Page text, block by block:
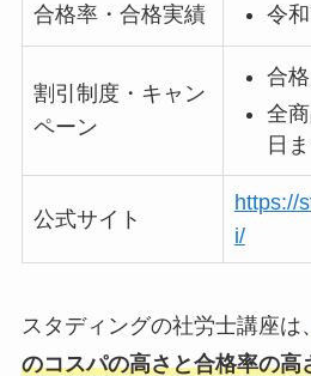
合格率・合格実績 令
割引制度・キャン
ペーン
合
全
日ま
公式サイト
https://
i/
スタディングの社労士講座は、
のコスパの高さと合格率の高